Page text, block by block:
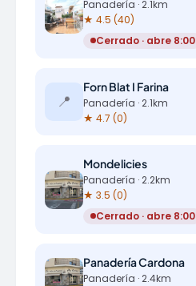
Panadería · 2.1km
★ 4.5 (40)
Cerrado · abre 8:00
📍
Forn Blat I Farina
Panadería · 2.1km
★ 4.7 (0)
Mondelicies
Panadería · 2.2km
★ 3.5 (0)
Cerrado · abre 8:00
Panadería Cardona
Panadería · 2.4km